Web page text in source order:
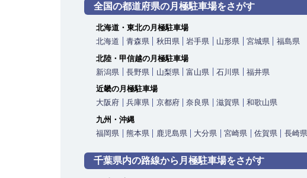
全国の都道府県の月極駐車場をさがす
北海道・東北の月極駐車場
北海道
青森県 秋田県 岩手県 山形県 宮城県 福島県
北陸・甲信越の月極駐車場
新潟県
長野県 山梨県 富山県 石川県 福井県
近畿の月極駐車場
大阪府
兵庫県 京都府 奈良県 滋賀県 和歌山県
九州・沖縄
福岡県
熊本県 鹿児島県 大分県 宮崎県 佐賀県 長崎県
千葉県内の路線から 月極駐車場をさがす